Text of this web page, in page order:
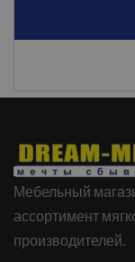
Мебельный
ассортимент
производителей.